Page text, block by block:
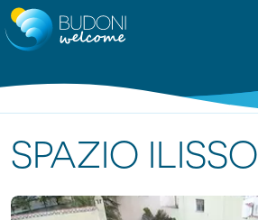
SPAZIO ILISSO